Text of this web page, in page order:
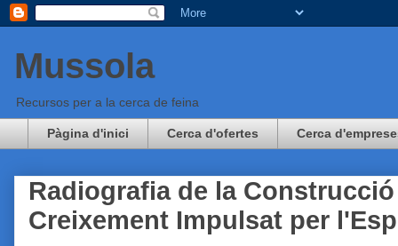
Mussola
Recursos per a la cerca de feina
Pàgina d'inici Cerca d'ofertes Cerca
Radiografia de la
Creixement Impulsat per